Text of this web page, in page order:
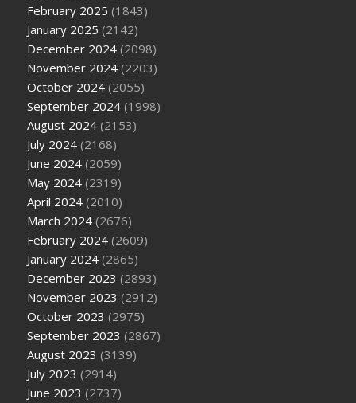
February 2025 (1843)
January 2025 (2142)
December 2024 (2098)
November 2024 (2203)
October 2024 (2055)
September 2024 (1998)
August 2024 (2153)
July 2024 (2168)
June 2024 (2059)
May 2024 (2319)
April 2024 (2010)
March 2024 (2676)
February 2024 (2609)
January 2024 (2865)
December 2023 (2893)
November 2023 (2912)
October 2023 (2975)
September 2023 (2867)
August 2023 (3139)
July 2023 (2914)
June 2023 (2737)